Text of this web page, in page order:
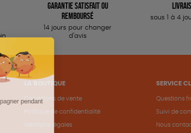
Garantie satisfait ou
remboursé
14 jours pour changer
d'avis
sous 1 à 4
LA BOUTIQUE
Conditions de vente
Politique de confidentialité
Mentions légales
SERVICE
Questions
Suivi de
Nous